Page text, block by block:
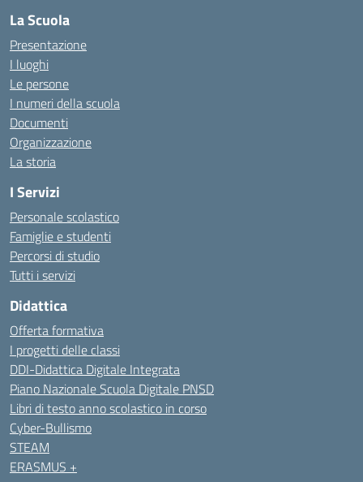
La Scuola
Presentazione
I luoghi
Le persone
I numeri della scuola
Documenti
Organizzazione
La storia
I Servizi
Personale scolastico
Famiglie e studenti
Percorsi di studio
Tutti i servizi
Didattica
Offerta formativa
I progetti delle classi
DDI-Didattica Digitale Integrata
Piano Nazionale Scuola Digitale PNSD
Libri di testo anno scolastico in corso
Cyber-Bullismo
STEAM
ERASMUS +